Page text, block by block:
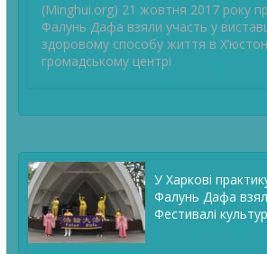
(Minghui.org) 21 жовтня 2017 року
Фалунь Дафа взяли участь у
здоровому способу життя в
громадському центрі
У Харкові
Фалунь Дафа
Фестивалі культур